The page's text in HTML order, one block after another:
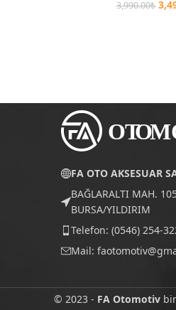
3,990.00₺
FA OTO AKSESUAR
BAĞLARALTI MAH.
BURSA/YILDIRIM
Telefon: (0546) 254-
Mail:
© 2023 - FA Otomotiv bir